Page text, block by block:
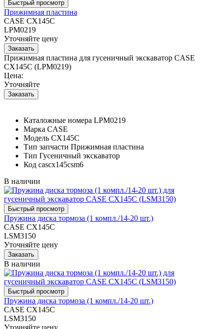
Прижимная пластина
CASE CX145C
LPM0219
Уточняйте цену
Прижимная пластина для гусеничный экскаватор CASE
CX145C (LPM0219)
Цена:
Уточняйте
Каталожные номера LPM0219
Марка CASE
Модель CX145C
Тип запчасти Прижимная пластина
Тип Гусеничный экскаватор
Код cascx145csm6
В наличии
Пружина диска тормоза (1 компл./14-20 шт.)
CASE CX145C
LSM3150
Уточняйте цену
В наличии
Пружина диска тормоза (1 компл./14-20 шт.)
CASE CX145C
LSM3150
Уточняйте цену